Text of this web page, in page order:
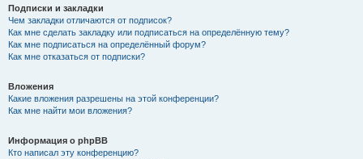
Подписки и закладки
Чем закладки отличаются от подписок?
Как мне сделать закладку или подписаться на определённую тему?
Как мне подписаться на определённый форум?
Как мне отказаться от подписки?
Вложения
Какие вложения разрешены на этой конференции?
Как мне найти мои вложения?
Информация о phpBB
Кто написал эту конференцию?